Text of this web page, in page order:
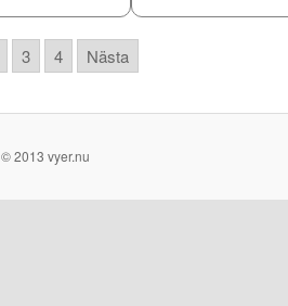
3 4 Nästa
© 2013 vyer.nu